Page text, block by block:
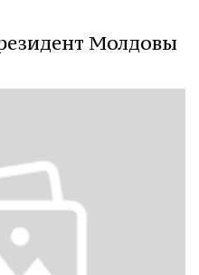
Молдовы